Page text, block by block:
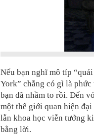
Nếu bạn nghĩ mô típ
York” chẳng có gì là
bạn đã nhầm to rồi. Đến
một thế giới quan hiện
lẫn khoa học viễn tưởng
bằng lời.